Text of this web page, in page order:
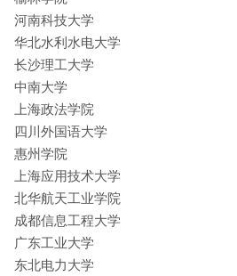
河南科技大学
华北水利水电大学
长沙理工大学
中南大学
上海政法学院
四川外国语大学
惠州学院
上海应用技术大学
北华航天工业学院
成都信息工程大学
广东工业大学
东北电力大学